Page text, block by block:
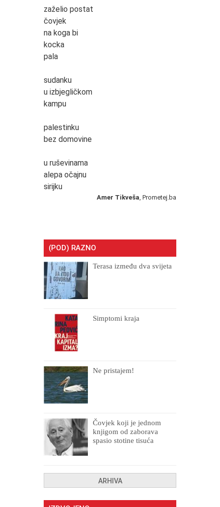
zaželio postat
čovjek
na koga bi
kocka
pala
sudanku
u izbjegličkom
kampu
palestinku
bez domovine
u ruševinama
alepa očajnu
sirijku
Amer Tikveša , Prometej.ba
(POD) RAZNO
Terasa između dva svijeta
Simptomi kraja
Ne pristajem!
Čovjek koji je jednom
knjigom od zaborava
spasio stotine tisuća
ARHIVA